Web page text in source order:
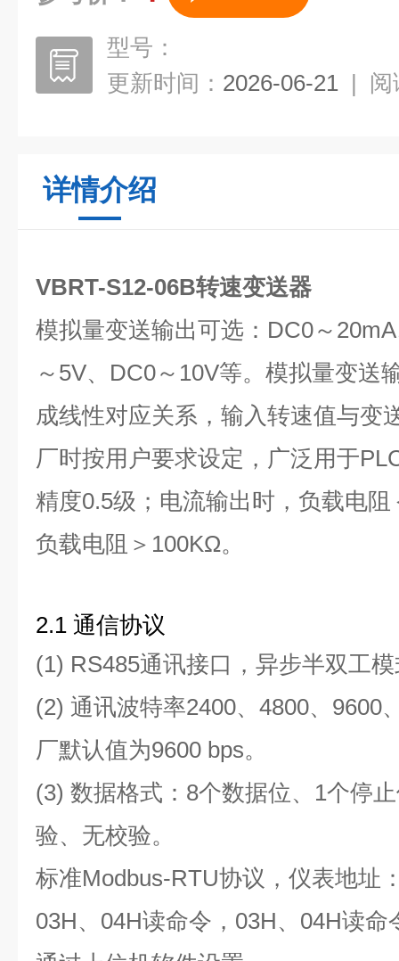
型号：
更新时间： 2026-06-21 | 阅
详情介绍
VBRT-S12-06B转速变送器
模拟量变送输出可选：DC0～
～5V、DC0～10V等。模拟量变送
成线性对应关系，输入转速值与变
厂时按用户要求设定，广泛用于
精度0.5级；电流输出时，负载电阻
负载电阻＞100KΩ。
2.1 通信协议
(1) RS485通讯接口，异步半双工
(2) 通讯波特率2400、4800、9600
厂默认值为9600 bps。
(3) 数据格式： 8个数据位、1个停
验、无校验。
标准Modbus-RTU协议，仪表地址
03H、04H读命令，03H、04H读